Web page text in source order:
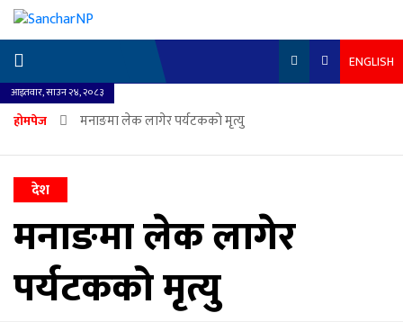
आइतवार, साउन २४, २०८३
ENGLISH
होमपेज मनाङमा लेक लागेर पर्यटकको मृत्यु
देश
मनाङमा लेक लागेर
पर्यटकको मृत्यु